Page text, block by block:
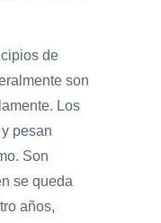
de
son
Los
pesan
Son
se queda
años,